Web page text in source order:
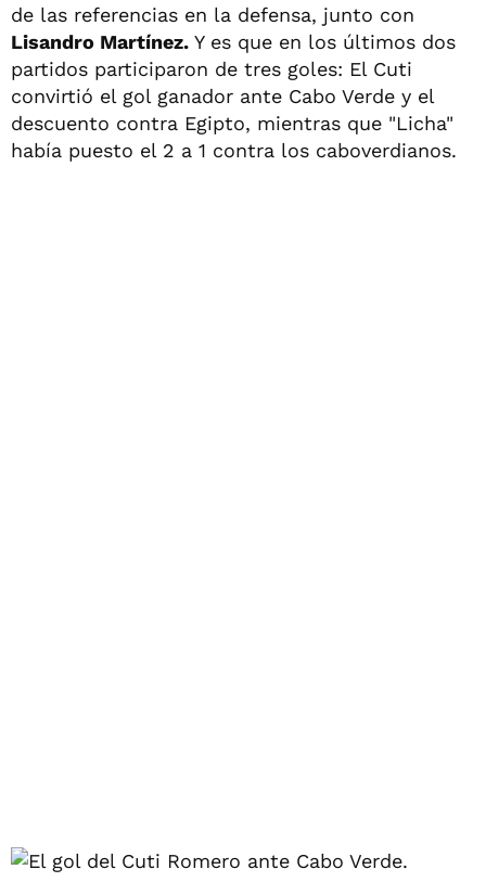
de las referencias en la defensa, junto con
Lisandro Martínez. Y es que en los últimos dos
partidos participaron de tres goles: El Cuti
convirtió el gol ganador ante Cabo Verde y el
descuento contra Egipto, mientras que "Licha"
había puesto el 2 a 1 contra los caboverdianos.